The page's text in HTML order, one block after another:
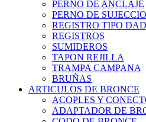
PERNO DE ANCLAJE
PERNO DE
REGISTRO TIPO
REGISTROS
SUMIDEROS
TAPON REJILLA
TRAMPA CAMPANA
BRUÑAS
ARTICULOS DE BRONCE
ACOPLES Y
ADAPTADOR DE